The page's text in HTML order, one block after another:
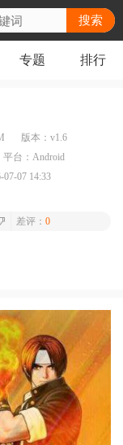
搜索
专题 排行
版本： v1.6
平台： Android
07-07 14:33
差评： 0